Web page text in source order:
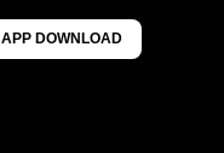
APP DOWNLOAD